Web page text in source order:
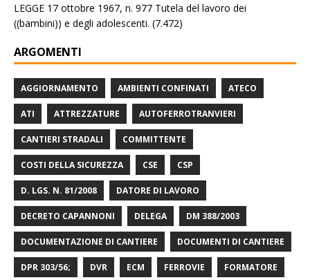
LEGGE 17 ottobre 1967, n. 977 Tutela del lavoro dei
((bambini)) e degli adolescenti. (7.472)
ARGOMENTI
AGGIORNAMENTO AMBIENTI CONFINATI ATECO
ATI ATTREZZATURE AUTOFERROTRANVIERI
CANTIERI STRADALI COMMITTENTE
COSTI DELLA SICUREZZA CSE CSP
D. LGS. N. 81/2008 DATORE DI LAVORO
DECRETO CAPANNONI DELEGA DM 388/2003
DOCUMENTAZIONE DI CANTIERE DOCUMENTI DI CANTIERE
DPR 303/56; DVR ECM FERROVIE FORMATORE